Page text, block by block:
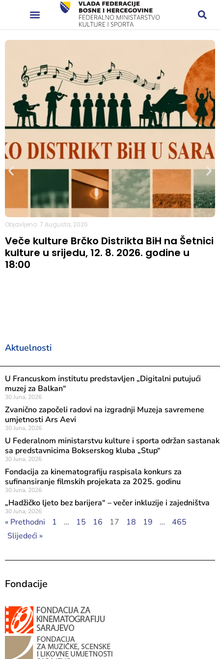
Objavljeno: 7 Augusta, 2026
Veče kulture Brčko Distrikta BiH na Šetnici
kulture u srijedu, 12. 8. 2026. godine u
18:00
Aktuelnosti
U Francuskom institutu predstavljen „Digitalni putujući
muzej za Balkan“
30 Juna, 2026
Zvanično započeli radovi na izgradnji Muzeja savremene
umjetnosti Ars Aevi
30 Juna, 2026
U Federalnom ministarstvu kulture i sporta održan sastanak
sa predstavnicima Bokserskog kluba „Stup“
30 Juna, 2026
Fondacija za kinematografiju raspisala konkurs za
sufinansiranje filmskih projekata za 2025. godinu
30 Juna, 2026
„Hadžičko ljeto bez barijera“ – večer inkluzije i zajedništva
30 Juna, 2026
« Prethodni 1 … 15 16 17 18 19 …
465
Slijedeći »
Fondacije